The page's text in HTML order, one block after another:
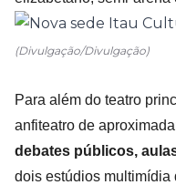
(Divulgação/Divulgação)
Para além do teatro
anfiteatro de
debates públicos,
dois estúdios multimídia